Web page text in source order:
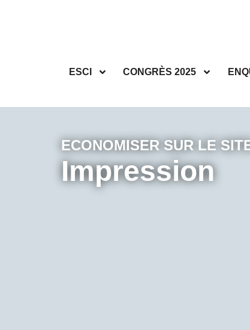
ESCI CONGRÈS 2025
ECONOMISER SUR LE
Impression